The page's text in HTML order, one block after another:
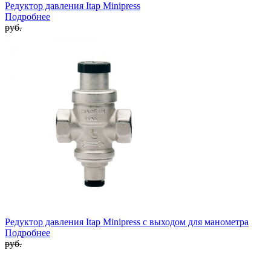
Редуктор давления Itap Minipress
Подробнее
руб.
Редуктор давления Itap Minipress c выходом для манометра
Подробнее
руб.